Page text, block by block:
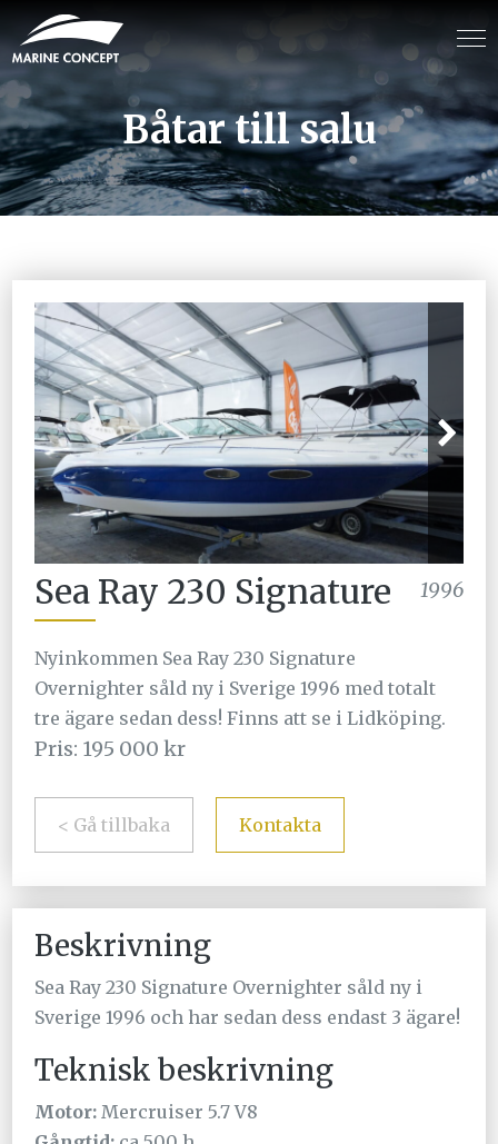
Båtar till salu
Sea Ray 230 Signature 1996
Nyinkommen Sea Ray 230 Signature
Overnighter såld ny i Sverige 1996 med totalt
tre ägare sedan dess! Finns att se i Lidköping.
Pris: 195 000 kr
< Gå tillbaka Kontakta
Beskrivning
Sea Ray 230 Signature Overnighter såld ny i
Sverige 1996 och har sedan dess endast 3 ägare!
Teknisk beskrivning
Motor: Mercruiser 5.7 V8